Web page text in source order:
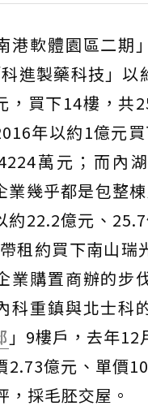
港軟體園區二期
進製藥科技」以
，買下14樓，共
年以約1億元
萬元；而內
業幾乎都是包整
約22.2億元、
租約買下南山瑞
業購置商辦的步
科重鎮與北士科
」9樓戶，去年12
2.73億元、單價
，採毛胚交屋。